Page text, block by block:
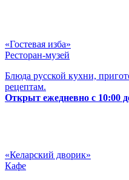
«Гостевая изба»
Ресторан-музей
Блюда русской кухни,
рецептам.
Открыт ежедневно с 10:00
«Келарский дворик»
Кафе